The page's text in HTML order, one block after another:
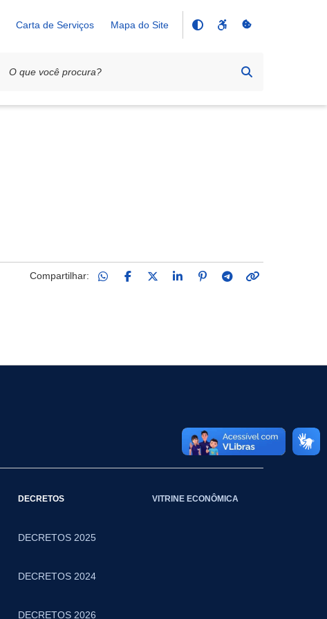
Carta de Serviços Mapa do Site
Compartilhar:
DECRETOS
DECRETOS 2025
DECRETOS 2024
DECRETOS 2026
VITRINE ECONÔMICA